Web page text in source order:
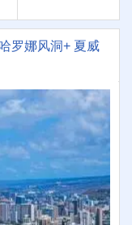
罗娜风洞+ 夏威